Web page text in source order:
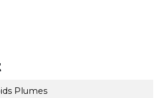
Plumes